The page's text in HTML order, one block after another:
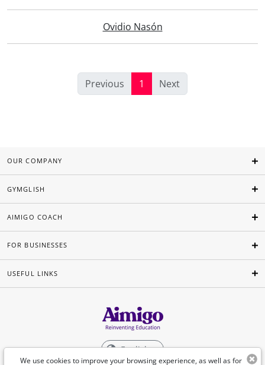
Ovidio Nasón
Previous 1 Next
We use cookies to improve your browsing experience, as well as for
OUR COMPANY
GYMGLISH
AIMIGO COACH
FOR BUSINESSES
USEFUL LINKS
English